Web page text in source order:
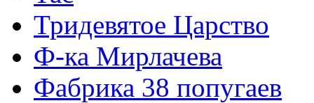
Тридевятое Царство
Ф-ка Мирлачева
Фабрика 38 попугаев